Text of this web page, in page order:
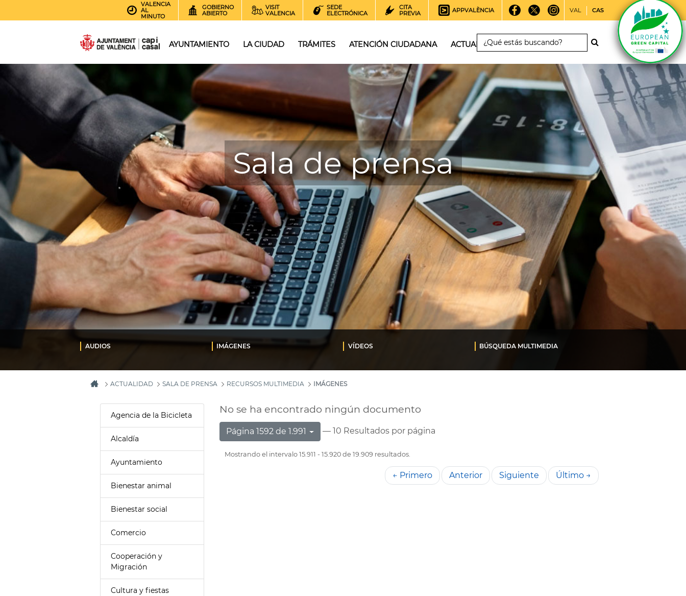
VALENCIA
AL
MINUTO
GOBIERNO
ABIERTO
VISIT
VALENCIA
SEDE
ELECTRÓNICA
CITA
PREVIA
APPVALÈNCIA VAL CAS
AYUNTAMIENTO LA CIUDAD TRÁMITES ATENCIÓN CIUDADANA ACTUALIDAD
Sala de prensa
AUDIOS IMÁGENES VÍDEOS BÚSQUEDA MULTIMEDIA
ACTUALIDAD SALA DE PRENSA RECURSOS MULTIMEDIA IMÁGENES
Agencia de la Bicicleta
Alcaldía
Ayuntamiento
Bienestar animal
Bienestar social
Comercio
Cooperación y
Migración
Cultura y fiestas
No se ha encontrado ningún documento
Página 1592 de 1.991 — 10 Resultados por página
Mostrando el intervalo 15.911 - 15.920 de 19.909 resultados.
← Primero Anterior Siguiente Último →